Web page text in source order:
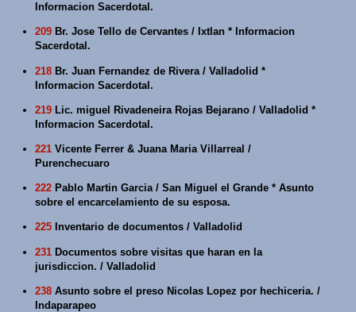
Informacion Sacerdotal.
209 Br. Jose Tello de Cervantes / Ixtlan * Informacion
Sacerdotal.
218 Br. Juan Fernandez de Rivera / Valladolid *
Informacion Sacerdotal.
219 Lic. miguel Rivadeneira Rojas Bejarano / Valladolid *
Informacion Sacerdotal.
221 Vicente Ferrer & Juana Maria Villarreal /
Purenchecuaro
222 Pablo Martin Garcia / San Miguel el Grande * Asunto
sobre el encarcelamiento de su esposa.
225 Inventario de documentos / Valladolid
231 Documentos sobre visitas que haran en la
jurisdiccion. / Valladolid
238 Asunto sobre el preso Nicolas Lopez por hechiceria. /
Indaparapeo